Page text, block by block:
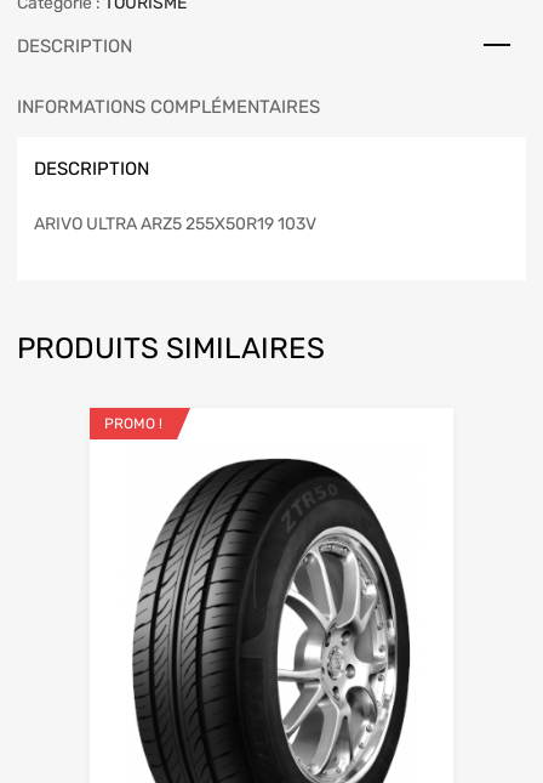
DESCRIPTION
INFORMATIONS COMPLÉMENTAIRES
DESCRIPTION
ARIVO ULTRA ARZ5 255X50R19 103V
PRODUITS SIMILAIRES
PROMO !